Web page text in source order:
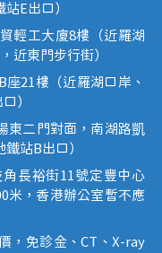
E出口）
輕工大廈8樓（近羅湖
近東門步行街）
21樓（近羅湖口岸、
）
東二門對面，南湖路凱
站B出口）
長裕街11號定豐中心
米，香港辦公室暫不應
，免診金、CT、X-ray